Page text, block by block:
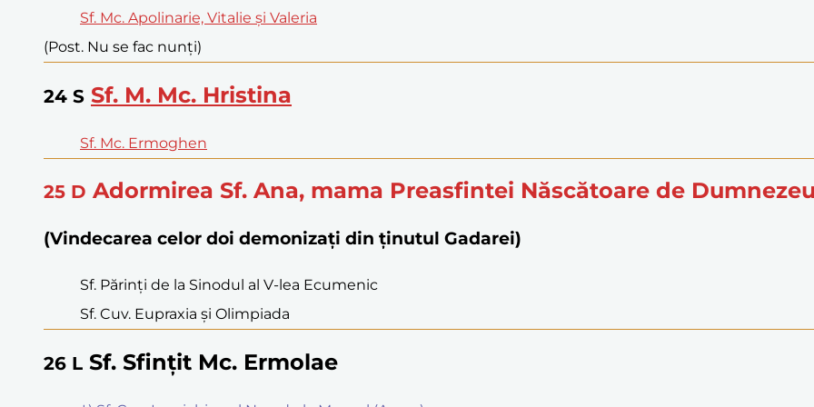
Sf. Mc. Apolinarie, Vitalie și Valeria
(Post. Nu se fac nunți)
24 S Sf. M. Mc. Hristina
Sf. Mc. Ermoghen
25 D Adormirea Sf. Ana, mama Preasfintei Născătoare de
(Vindecarea celor doi demonizați din ținutul Gadarei)
Sf. Părinți de la Sinodul al V-lea Ecumenic
Sf. Cuv. Eupraxia și Olimpiada
26 L Sf. Sfințit Mc. Ermolae